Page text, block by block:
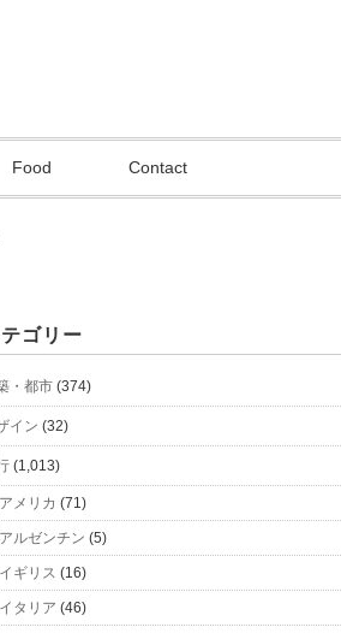
Food Contact
ゴリー
・都市 (374)
イン (32)
(1,013)
アメリカ (71)
アルゼンチン (5)
イギリス (16)
イタリア (46)